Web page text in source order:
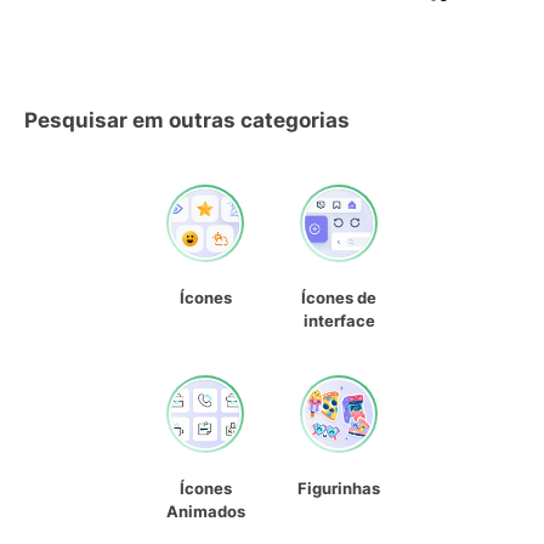
Pesquisar em outras categorias
Ícones
Ícones de
interface
Ícones
Animados
Figurinhas